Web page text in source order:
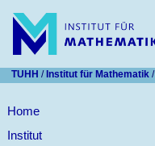
TUHH / Institut für Mathematik/
Home
Institut